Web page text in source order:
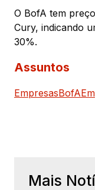
O BofA tem
Cury, indicando
30%.
Assuntos
EmpresasBofA
Mais